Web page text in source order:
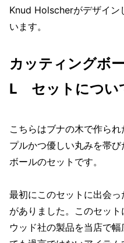
Knud Holscherがデザイン
います。
カッティングボ
L セットについ
こちらはブナの木で作ら
プルかつ優しい丸みを帯
ボールのセットです。
最初にこのセットに出会
がありました。このセッ
ウッド社の製品を当店で